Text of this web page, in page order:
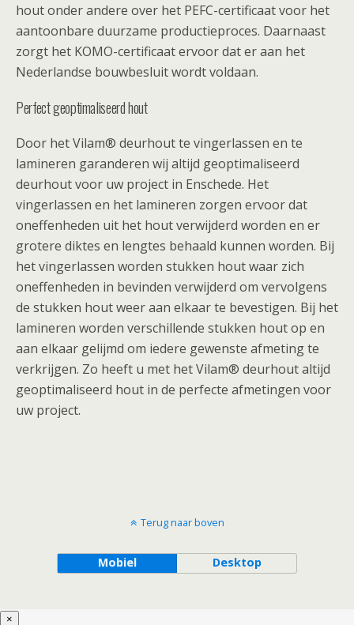
hout onder andere over het PEFC-certificaat voor het
aantoonbare duurzame productieproces. Daarnaast
zorgt het KOMO-certificaat ervoor dat er aan het
Nederlandse bouwbesluit wordt voldaan.
Perfect geoptimaliseerd hout
Door het Vilam® deurhout te vingerlassen en te
lamineren garanderen wij altijd geoptimaliseerd
deurhout voor uw project in Enschede. Het
vingerlassen en het lamineren zorgen ervoor dat
oneffenheden uit het hout verwijderd worden en er
grotere diktes en lengtes behaald kunnen worden. Bij
het vingerlassen worden stukken hout waar zich
oneffenheden in bevinden verwijderd om vervolgens
de stukken hout weer aan elkaar te bevestigen. Bij het
lamineren worden verschillende stukken hout op en
aan elkaar gelijmd om iedere gewenste afmeting te
verkrijgen. Zo heeft u met het Vilam® deurhout altijd
geoptimaliseerd hout in de perfecte afmetingen voor
uw project.
Terug naar boven
Mobiel Desktop
×